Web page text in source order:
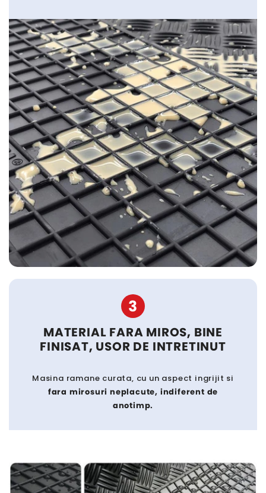
3
MATERIAL FARA MIROS, BINE
FINISAT, USOR DE INTRETINUT
Masina ramane curata, cu un aspect ingrijit si
fara mirosuri neplacute, indiferent de
anotimp.